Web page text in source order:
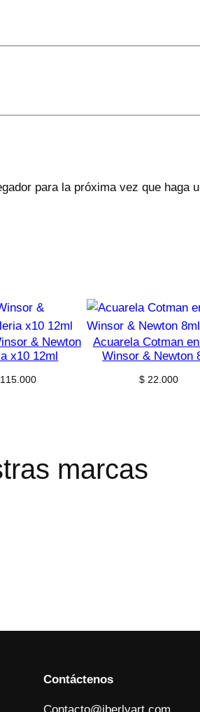
para la próxima vez que haga
& Newton
x10 12ml
Acuarela Cotman
Winsor & Newton
$ 22.000
marcas
Contáctenos